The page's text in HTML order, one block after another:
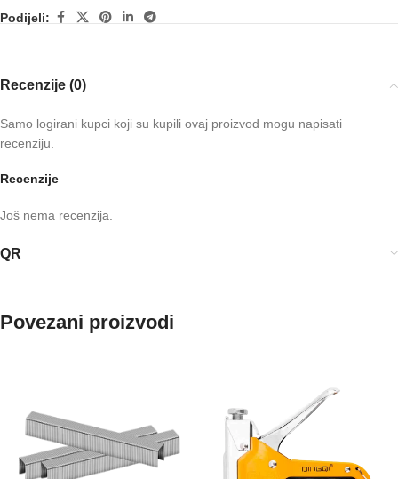
Podijeli:
Recenzije (0)
Recenzije
Još nema recenzija.
Samo logirani kupci koji su kupili ovaj proizvod mogu napisati
recenziju.
QR
Povezani proizvodi